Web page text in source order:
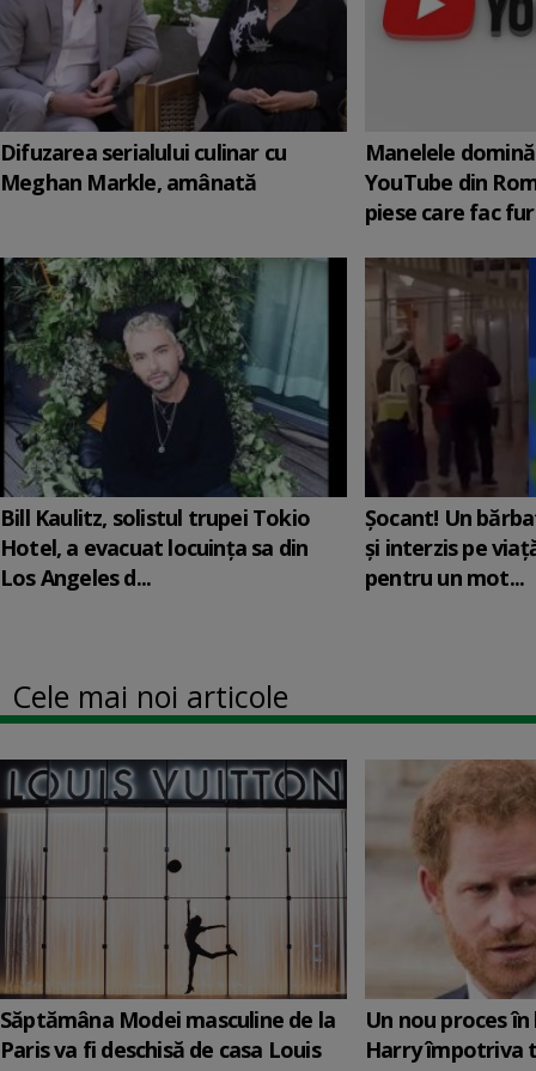
Difuzarea serialului culinar cu
Meghan Markle, amânată
Manelele
YouTube din
piese care fac
Bill Kaulitz, solistul trupei Tokio
Hotel, a evacuat locuinţa sa din
Los Angeles d...
Șocant! Un
și interzis pe
pentru un mot...
Cele mai noi articole
Săptămâna Modei masculine de la
Paris va fi deschisă de casa Louis
Un nou proces
Harry împotriva